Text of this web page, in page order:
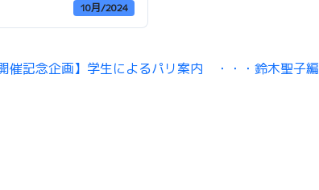
10月/2024
催記念企画】学生によるパリ案内 ・・・鈴木聖子編